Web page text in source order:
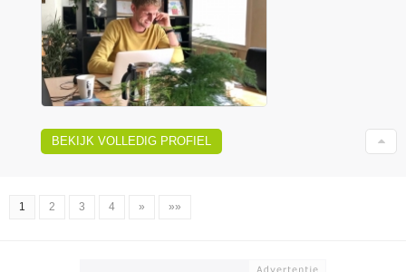
BEKIJK VOLLEDIG PROFIEL
1 2 3 4 » »»